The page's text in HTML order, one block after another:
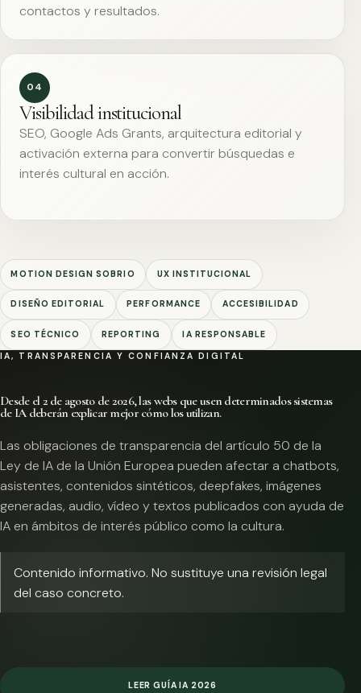
contactos y resultados.
04
Visibilidad institucional
SEO, Google Ads Grants, arquitectura editorial y
activación externa para convertir búsquedas e
interés cultural en acción.
MOTION DESIGN SOBRIO UX INSTITUCIONAL
DISEÑO EDITORIAL PERFORMANCE ACCESIBILIDAD
SEO TÉCNICO REPORTING IA RESPONSABLE
IA, TRANSPARENCIA Y CONFIANZA DIGITAL
Desde el 2 de agosto de 2026, las webs que usen determinados sistemas
de IA deberán explicar mejor cómo los utilizan.
Las obligaciones de transparencia del artículo 50 de la
Ley de IA de la Unión Europea pueden afectar a chatbots,
asistentes, contenidos sintéticos, deepfakes, imágenes
generadas, audio, vídeo y textos publicados con ayuda de
IA en ámbitos de interés público como la cultura.
Contenido informativo. No sustituye una revisión legal
del caso concreto.
LEER GUÍA IA 2026